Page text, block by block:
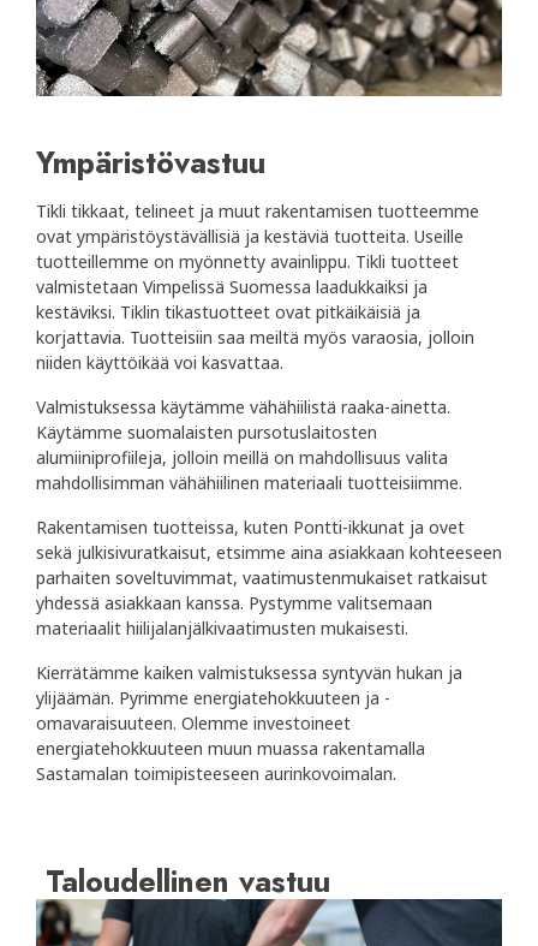
Ympäristövastuu
Tikli tikkaat, telineet ja muut rakentamisen tuotteemme
ovat ympäristöystävällisiä ja kestäviä tuotteita. Useille
tuotteillemme on myönnetty avainlippu. Tikli tuotteet
valmistetaan Vimpelissä Suomessa laadukkaiksi ja
kestäviksi. Tiklin tikastuotteet ovat pitkäikäisiä ja
korjattavia. Tuotteisiin saa meiltä myös varaosia, jolloin
niiden käyttöikää voi kasvattaa.
Valmistuksessa käytämme vähähiilistä raaka-ainetta.
Käytämme suomalaisten pursotuslaitosten
alumiiniprofiileja, jolloin meillä on mahdollisuus valita
mahdollisimman vähähiilinen materiaali tuotteisiimme.
Rakentamisen tuotteissa, kuten Pontti-ikkunat ja ovet
sekä julkisivuratkaisut, etsimme aina asiakkaan kohteeseen
parhaiten soveltuvimmat, vaatimustenmukaiset ratkaisut
yhdessä asiakkaan kanssa. Pystymme valitsemaan
materiaalit hiilijalanjälkivaatimusten mukaisesti.
Kierrätämme kaiken valmistuksessa syntyvän hukan ja
ylijäämän. Pyrimme energiatehokkuuteen ja -
omavaraisuuteen. Olemme investoineet
energiatehokkuuteen muun muassa rakentamalla
Sastamalan toimipisteeseen aurinkovoimalan.
Taloudellinen vastuu